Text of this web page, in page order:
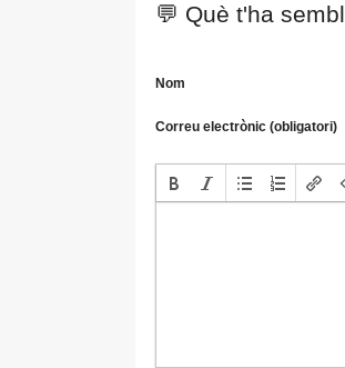
💬 Què t'ha
Nom
Correu electrònic (obligatori)